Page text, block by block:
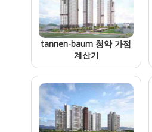
tannen-baum 청약 가점
계산기